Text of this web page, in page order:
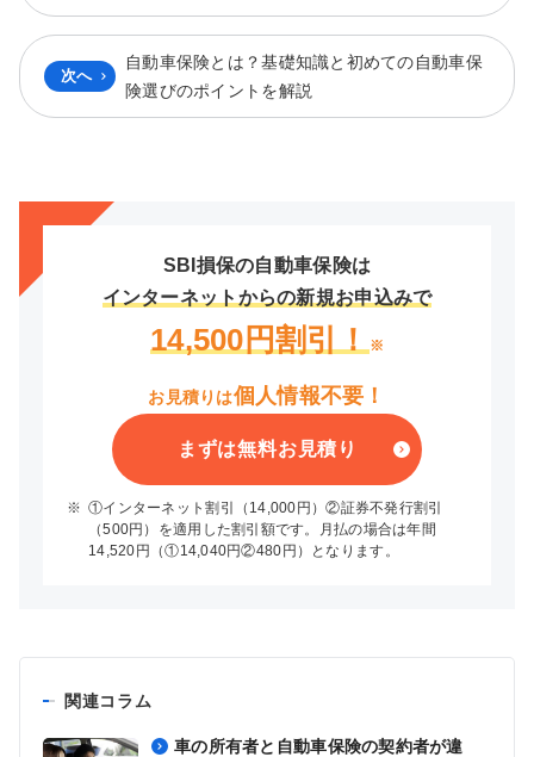
次へ
自動車保険とは？基礎知識と初めての自動車保
険選びのポイントを解説
SBI損保の自動車保険は
インターネットからの新規お申込みで
14,500円割引！ ※
お見積りは個人情報不要！
まずは無料お見積り
※ ①インターネット割引（14,000円）②証券不発行割引
（500円）を適用した割引額です。月払の場合は年間
14,520円（①14,040円②480円）となります。
関連コラム
車の所有者と自動車保険の契約者が違